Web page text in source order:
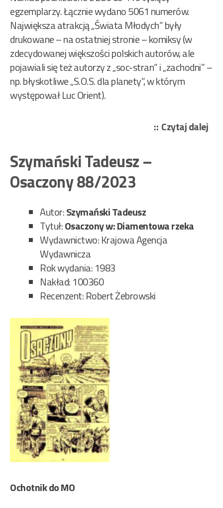
egzemplarzy. Łącznie wydano 5061 numerów.
Największa atrakcją „Świata Młodych” były
drukowane – na ostatniej stronie – komiksy (w
zdecydowanej większości polskich autorów, ale
pojawiali się też autorzy z „soc-stran” i „zachodni” –
np. błyskotliwe „S.O.S. dla planety”, w którym
występował Luc Orient).
Czytaj dalej
Szymański Tadeusz –
Osaczony 88/2023
Autor:Szymański Tadeusz
Tytuł:Osaczony w: Diamentowa rzeka
Wydawnictwo: Krajowa Agencja
Wydawnicza
Rok wydania: 1983
Nakład: 100360
Recenzent: Robert Żebrowski
Ochotnik do MO